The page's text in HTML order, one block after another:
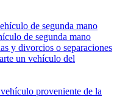
de segunda mano
de segunda mano
y divorcios o separaciones
un vehículo del
proveniente de la